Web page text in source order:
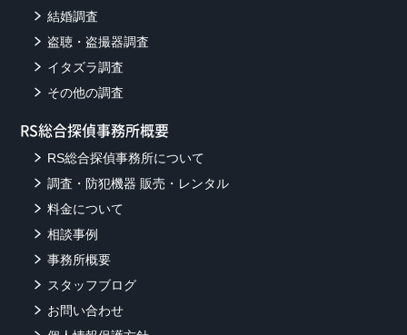
結婚調査
盗聴・盗撮器調査
イタズラ調査
その他の調査
RS総合探偵事務所概要
RS総合探偵事務所について
調査・防犯機器 販売・レンタル
料金について
相談事例
事務所概要
スタッフブログ
お問い合わせ